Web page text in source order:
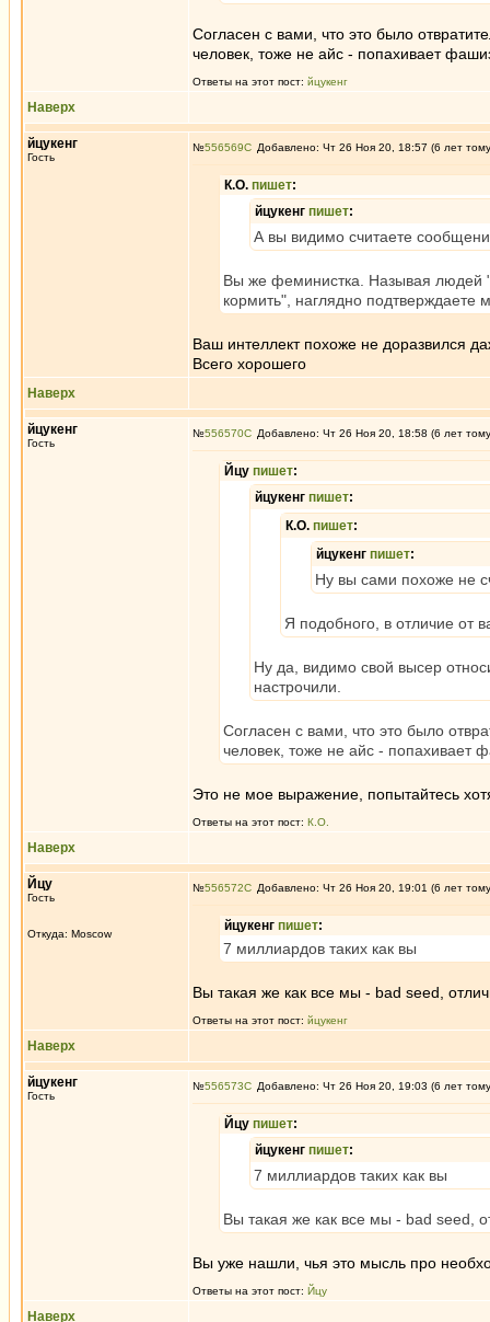
Согласен с вами, что это было
человек, тоже не айс - попахивает
Ответы на этот пост: йцукенг
Наверх
йцукенг
Гость
№556569 Добавлено: Чт 26 Ноя 20, 18:57 (6 лет
К.О. пишет:
йцукенг пишет:
А вы видимо считаете
Вы же феминистка. Называя людей
кормить", наглядно подтверждаете
Ваш интеллект похоже не доразвился
Всего хорошего
Наверх
йцукенг
Гость
№556570 Добавлено: Чт 26 Ноя 20, 18:58 (6 лет
Йцу пишет:
йцукенг пишет:
К.О. пишет:
йцукенг пишет:
Ну вы сами похоже не
Я подобного, в отличие от
Ну да, видимо свой высер
настрочили.
Согласен с вами, что это было
человек, тоже не айс - попахивает
Это не мое выражение, попытайтесь
Ответы на этот пост: К.О.
Наверх
Йцу
Гость
Откуда: Moscow
№556572 Добавлено: Чт 26 Ноя 20, 19:01 (6 лет
йцукенг пишет:
7 миллиардов таких как вы
Вы такая же как все мы - bad seed,
Ответы на этот пост: йцукенг
Наверх
йцукенг
Гость
№556573 Добавлено: Чт 26 Ноя 20, 19:03 (6 лет
Йцу пишет:
йцукенг пишет:
7 миллиардов таких как вы
Вы такая же как все мы - bad seed,
Вы уже нашли, чья это мысль про
Ответы на этот пост: Йцу
Наверх